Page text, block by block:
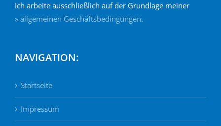
Ich arbeite ausschließlich auf der Grundlage meiner
» allgemeinen Geschäftsbedingungen.
NAVIGATION:
Startseite
Impressum